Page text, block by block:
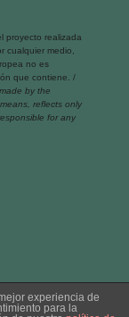
proyecto realizada
cualquier medio,
no es
que contiene. /
by the
reflects only
for any
experiencia de
para la